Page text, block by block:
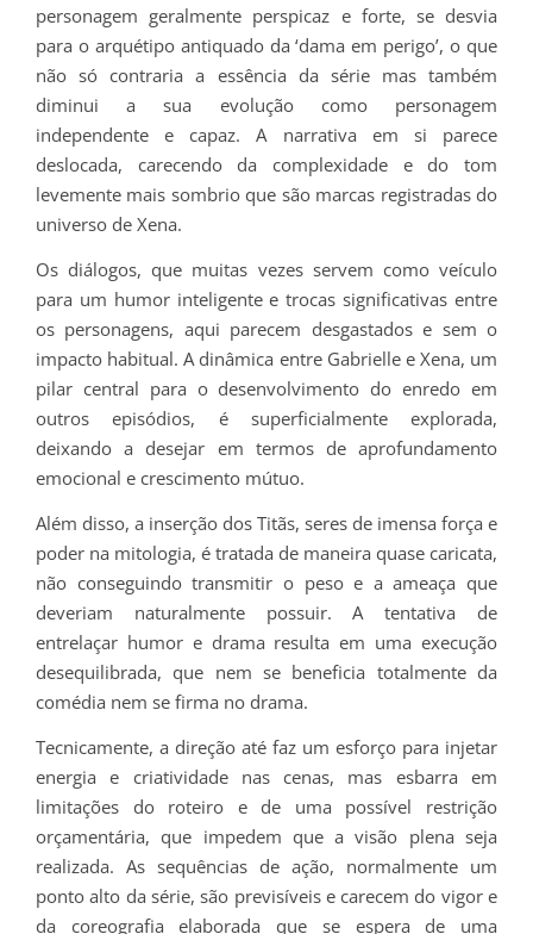
personagem geralmente perspicaz e forte, se desvia
para o arquétipo antiquado da ‘dama em perigo’, o que
não só contraria a essência da série mas também
diminui a sua evolução como personagem
independente e capaz. A narrativa em si parece
deslocada, carecendo da complexidade e do tom
levemente mais sombrio que são marcas registradas do
universo de Xena.
Os diálogos, que muitas vezes servem como veículo
para um humor inteligente e trocas significativas entre
os personagens, aqui parecem desgastados e sem o
impacto habitual. A dinâmica entre Gabrielle e Xena, um
pilar central para o desenvolvimento do enredo em
outros episódios, é superficialmente explorada,
deixando a desejar em termos de aprofundamento
emocional e crescimento mútuo.
Além disso, a inserção dos Titãs, seres de imensa força e
poder na mitologia, é tratada de maneira quase caricata,
não conseguindo transmitir o peso e a ameaça que
deveriam naturalmente possuir. A tentativa de
entrelaçar humor e drama resulta em uma execução
desequilibrada, que nem se beneficia totalmente da
comédia nem se firma no drama.
Tecnicamente, a direção até faz um esforço para injetar
energia e criatividade nas cenas, mas esbarra em
limitações do roteiro e de uma possível restrição
orçamentária, que impedem que a visão plena seja
realizada. As sequências de ação, normalmente um
ponto alto da série, são previsíveis e carecem do vigor e
da coreografia elaborada que se espera de uma